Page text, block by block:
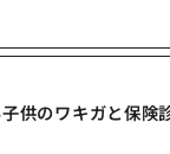
供のワキガと保険